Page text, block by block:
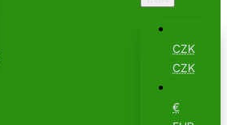
CZK
CZK
€